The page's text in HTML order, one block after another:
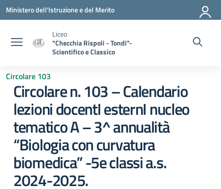
Vai ai contenuti
Vai al menu di navigazione
Vai al footer
Ministero dell'Istruzione e del Merito
Liceo
"Checchia Rispoli - Tondi"-
Scientifico e Classico
Circolare 103
Circolare n. 103 – Calendario
lezioni docentI esternI nucleo
tematico A – 3^ annualità
“Biologia con curvatura
biomedica” -5e classi a.s.
2024-2025.